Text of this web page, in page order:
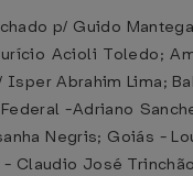
p/ Guido
Acioli Toledo;
Abrahim Lima;
-Adriano
Negris; Goiás -
Claudio José